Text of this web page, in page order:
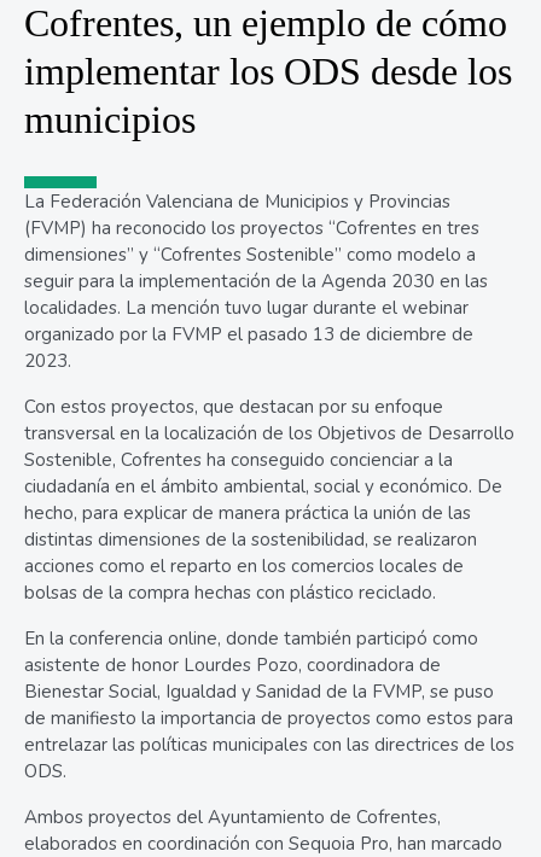
Cofrentes, un ejemplo de cómo
implementar los ODS desde los
municipios
La Federación Valenciana de Municipios y Provincias
(FVMP) ha reconocido los proyectos “Cofrentes en tres
dimensiones” y “Cofrentes Sostenible” como modelo a
seguir para la implementación de la Agenda 2030 en las
localidades. La mención tuvo lugar durante el webinar
organizado por la FVMP el pasado 13 de diciembre de
2023.
Con estos proyectos, que destacan por su enfoque
transversal en la localización de los Objetivos de Desarrollo
Sostenible, Cofrentes ha conseguido concienciar a la
ciudadanía en el ámbito ambiental, social y económico. De
hecho, para explicar de manera práctica la unión de las
distintas dimensiones de la sostenibilidad, se realizaron
acciones como el reparto en los comercios locales de
bolsas de la compra hechas con plástico reciclado.
En la conferencia online, donde también participó como
asistente de honor Lourdes Pozo, coordinadora de
Bienestar Social, Igualdad y Sanidad de la FVMP, se puso
de manifiesto la importancia de proyectos como estos para
entrelazar las políticas municipales con las directrices de los
ODS.
Ambos proyectos del Ayuntamiento de Cofrentes,
elaborados en coordinación con Sequoia Pro, han marcado